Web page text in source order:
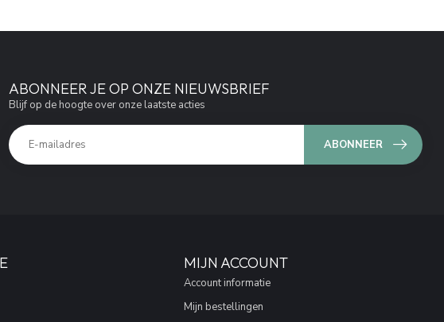
ABONNEER JE OP ONZE NIEUWSBRIEF
Blijf op de hoogte over onze laatste acties
ABONNEER
MIJN ACCOUNT
Account informatie
Mijn bestellingen